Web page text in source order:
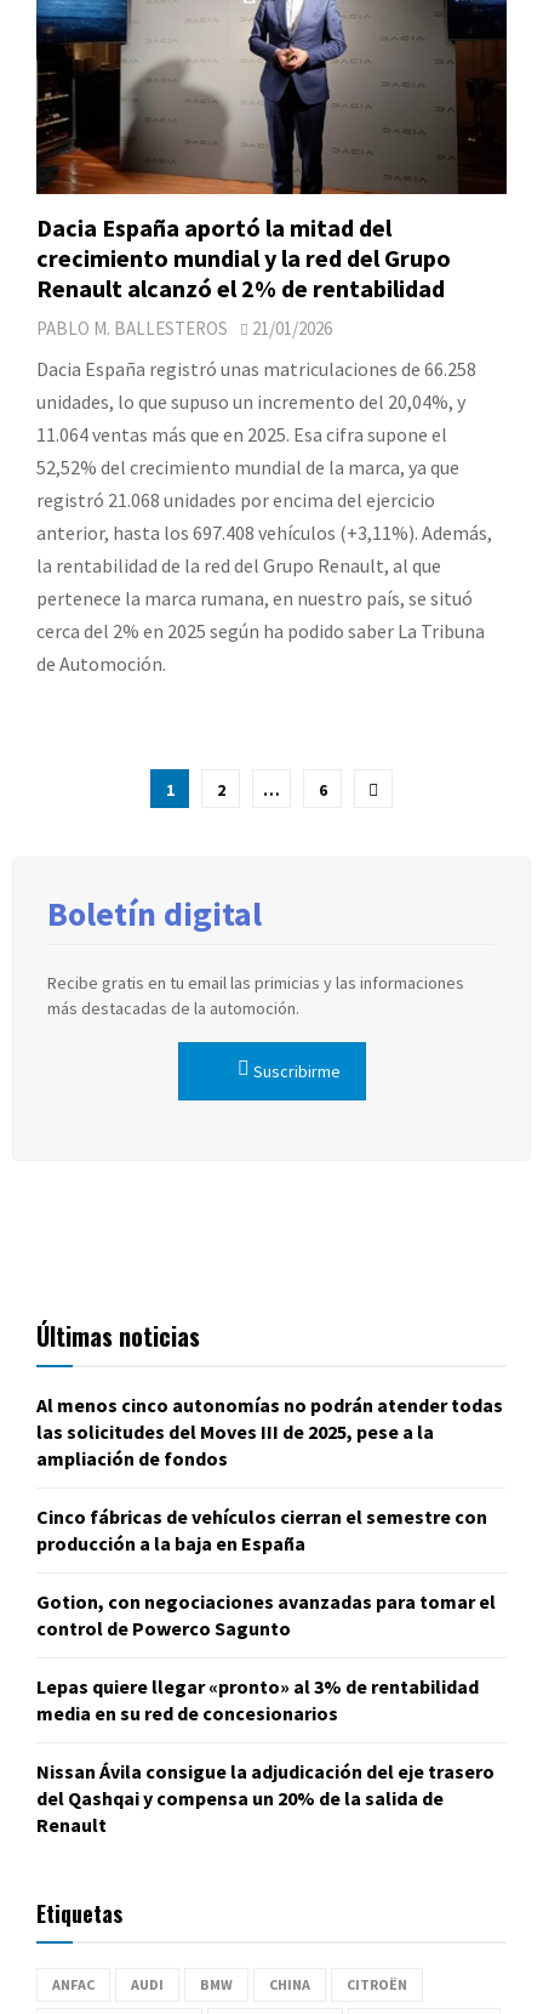
Dacia España aportó la mitad del
crecimiento mundial y la red del Grupo
Renault alcanzó el 2% de rentabilidad
PABLO M. BALLESTEROS 21/01/2026
Dacia España registró unas matriculaciones de 66.258
unidades, lo que supuso un incremento del 20,04%, y
11.064 ventas más que en 2025. Esa cifra supone el
52,52% del crecimiento mundial de la marca, ya que
registró 21.068 unidades por encima del ejercicio
anterior, hasta los 697.408 vehículos (+3,11%). Además,
la rentabilidad de la red del Grupo Renault, al que
pertenece la marca rumana, en nuestro país, se situó
cerca del 2% en 2025 según ha podido saber La Tribuna
de Automoción.
Paginación
1 2 … 6
Boletín digital
Recibe gratis en tu email las primicias y las informaciones
más destacadas de la automoción.
Suscribirme
Últimas noticias
Al menos cinco autonomías no podrán atender todas
las solicitudes del Moves III de 2025, pese a la
ampliación de fondos
Cinco fábricas de vehículos cierran el semestre con
producción a la baja en España
Gotion, con negociaciones avanzadas para tomar el
control de Powerco Sagunto
Lepas quiere llegar «pronto» al 3% de rentabilidad
media en su red de concesionarios
Nissan Ávila consigue la adjudicación del eje trasero
del Qashqai y compensa un 20% de la salida de
Renault
Etiquetas
ANFAC AUDI BMW CHINA CITROËN